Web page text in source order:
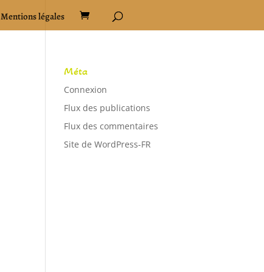
Mentions légales
Méta
Connexion
Flux des publications
Flux des commentaires
Site de WordPress-FR